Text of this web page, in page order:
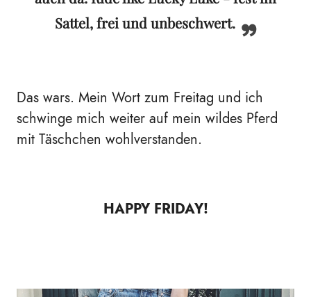
Sattel, frei und unbeschwert.
Das wars. Mein Wort zum Freitag und ich
schwinge mich weiter auf mein wildes Pferd
mit Täschchen wohlverstanden.
HAPPY FRIDAY!